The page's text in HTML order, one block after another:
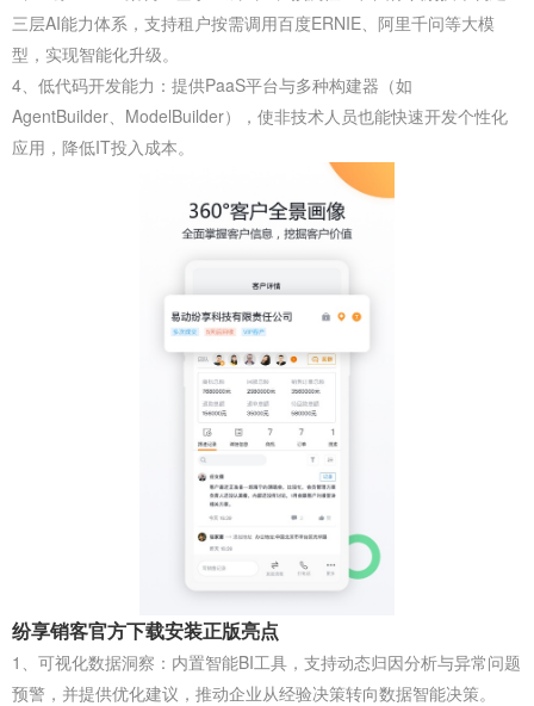
三层AI能力体系，支持租户按需调用百度ERNIE、阿里千问等大模
型，实现智能化升级。
4、低代码开发能力‌：提供PaaS平台与多种构建器（如
AgentBuilder、ModelBuilder），使非技术人员也能快速开发个性化
应用，降低IT投入成本。
纷享销客官方下载安装正版亮点
1、可视化数据洞察‌：内置智能BI工具，支持动态归因分析与异常问题
预警，并提供优化建议，推动企业从经验决策转向数据智能决策。